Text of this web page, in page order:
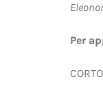
Per